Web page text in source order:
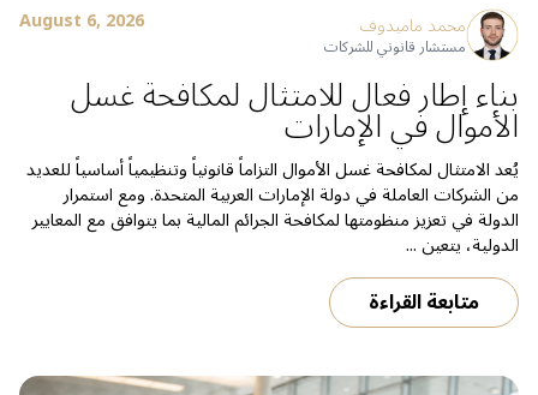
محمد ماميدوف
مستشار قانوني للشركات
August 6, 2026
بناء إطار فعال للامتثال لمكافحة غسل
الأموال في الإمارات
يُعد الامتثال لمكافحة غسل الأموال التزاماً قانونياً وتنظيمياً أساسياً للعديد
من الشركات العاملة في دولة الإمارات العربية المتحدة. ومع استمرار
الدولة في تعزيز منظومتها لمكافحة الجرائم المالية بما يتوافق مع المعايير
الدولية، يتعين ...
متابعة القراءة